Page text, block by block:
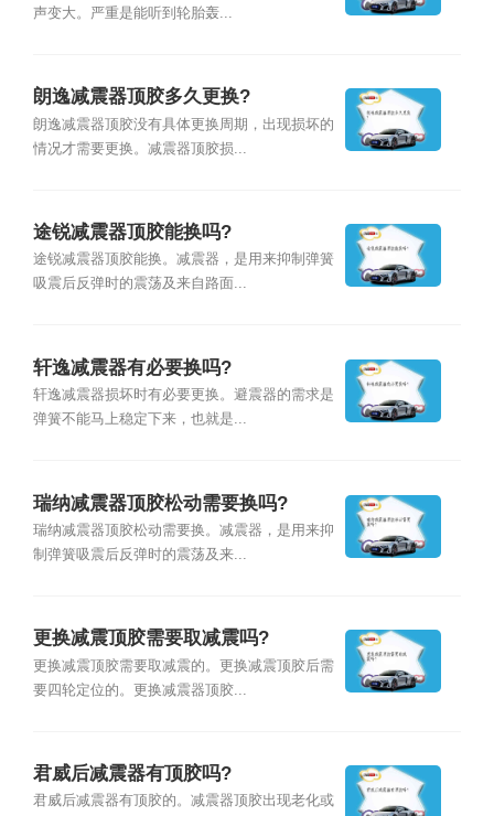
声变大。严重是能听到轮胎轰...
朗逸减震器顶胶多久更换?
朗逸减震器顶胶没有具体更换周期，出现损坏的
情况才需要更换。减震器顶胶损...
途锐减震器顶胶能换吗?
途锐减震器顶胶能换。减震器，是用来抑制弹簧
吸震后反弹时的震荡及来自路面...
轩逸减震器有必要换吗?
轩逸减震器损坏时有必要更换。避震器的需求是
弹簧不能马上稳定下来，也就是...
瑞纳减震器顶胶松动需要换吗?
瑞纳减震器顶胶松动需要换。减震器，是用来抑
制弹簧吸震后反弹时的震荡及来...
更换减震顶胶需要取减震吗?
更换减震顶胶需要取减震的。更换减震顶胶后需
要四轮定位的。更换减震器顶胶...
君威后减震器有顶胶吗?
君威后减震器有顶胶的。减震器顶胶出现老化或